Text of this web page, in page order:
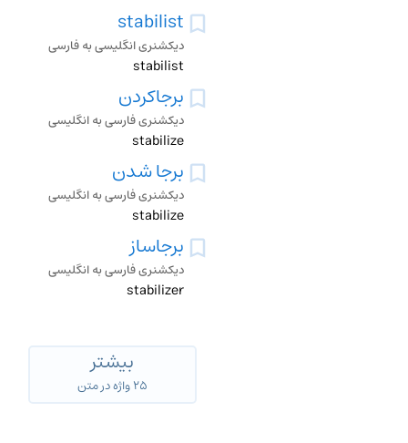
stabilist
دیکشنری انگلیسی به فارسی
stabilist
برجاکردن
دیکشنری فارسی به انگلیسی
stabilize
برجا شدن
دیکشنری فارسی به انگلیسی
stabilize
برجاساز
دیکشنری فارسی به انگلیسی
stabilizer
بیشتر
۲۵ واژه در متن